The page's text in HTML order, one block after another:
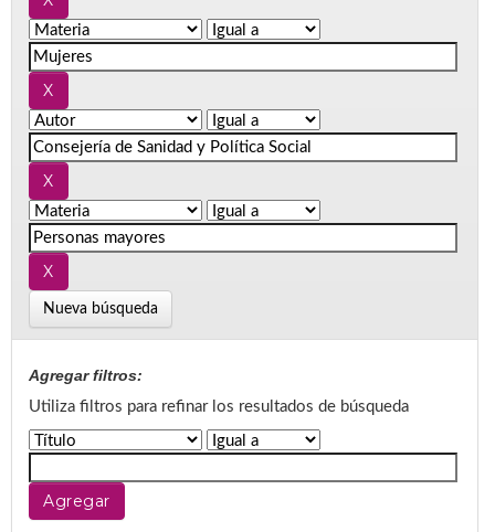
Nueva búsqueda
Agregar filtros:
Utiliza filtros para refinar los resultados de búsqueda